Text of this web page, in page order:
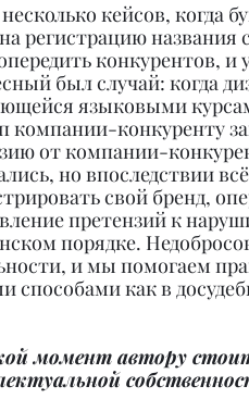
кейсов, когда
регистрацию названия
конкурентов, и
был случай: когда
языковыми
компании-конкуренту
от компании-
но впоследствии
свой бренд,
претензий к
порядке.
и мы помогаем
способами как в
момент автору